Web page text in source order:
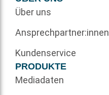
Über uns
Ansprechpartner:innen
Kundenservice
PRODUKTE
Mediadaten